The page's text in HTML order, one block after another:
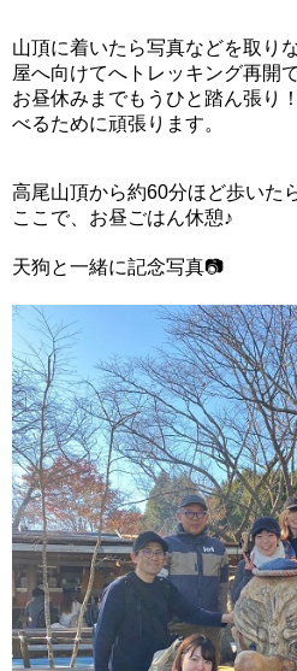
山頂に着いたら写真などを取り
屋へ向けてへトレッキング再開で
お昼休みまでもうひと踏ん張り
べるために頑張ります。
高尾山頂から約60分ほど歩いた
ここで、お昼ごはん休憩♪
天狗と一緒に記念写真📷